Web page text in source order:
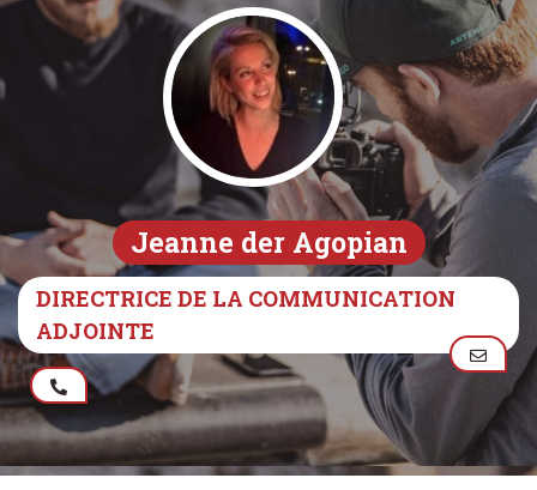
Jeanne der Agopian
DIRECTRICE DE LA COMMUNICATION
ADJOINTE